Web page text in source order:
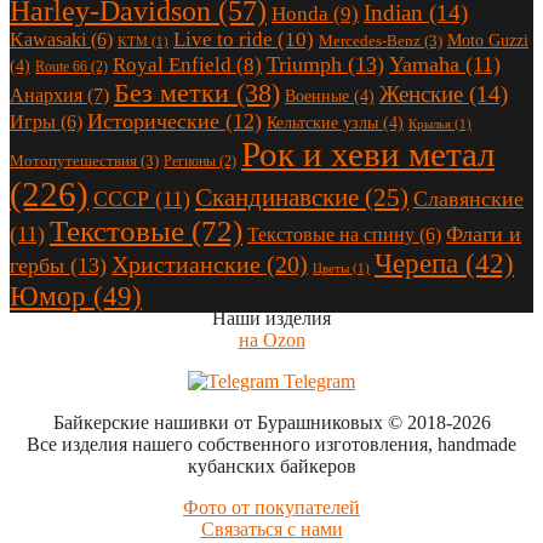
Harley-Davidson (57) Honda (9) Indian (14)
Kawasaki (6) KTM (1) Live to ride (10) Mercedes-Benz (3) Moto Guzzi
(4) Route 66 (2) Royal Enfield (8) Triumph (13) Yamaha (11)
Анархия (7) Без метки (38) Военные (4) Женские (14)
Игры (6) Исторические (12) Кельтские узлы (4) Крылья (1)
Мотопутешествия (3) Регионы (2) Рок и хеви метал
(226) СССР (11) Скандинавские (25) Славянские
(11) Текстовые (72) Текстовые на спину (6) Флаги и
гербы (13) Христианские (20) Цветы (1) Черепа (42)
Юмор (49)
Наши изделия
на Ozon
Telegram
Байкерские нашивки от Бурашниковых© 2018-2026
Все изделия нашего собственного изготовления, handmade
кубанских байкеров
Фото от покупателей
Связаться с нами